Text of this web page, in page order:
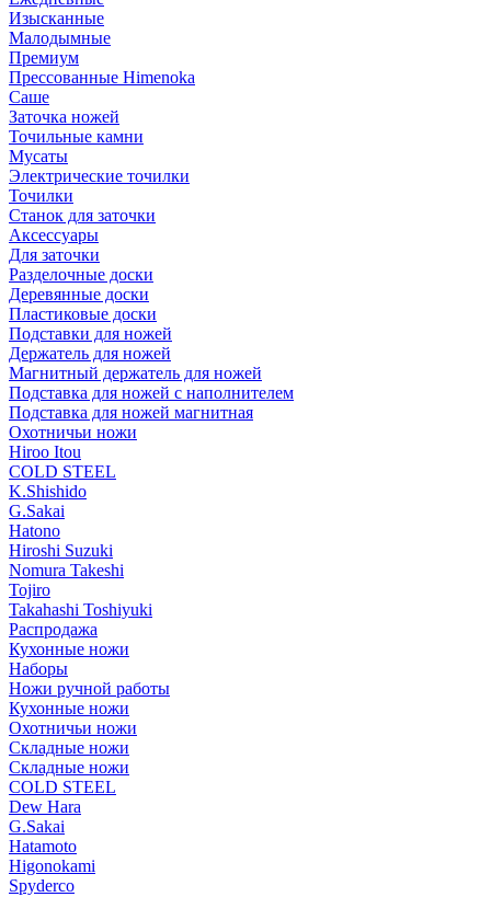
Изысканные
Малодымные
Премиум
Прессованные Himenoka
Саше
Заточка ножей
Точильные камни
Мусаты
Электрические точилки
Точилки
Станок для заточки
Аксессуары
Для заточки
Разделочные доски
Деревянные доски
Пластиковые доски
Подставки для ножей
Держатель для ножей
Магнитный держатель для ножей
Подставка для ножей с наполнителем
Подставка для ножей магнитная
Охотничьи ножи
Hiroo Itou
COLD STEEL
K.Shishido
G.Sakai
Hatono
Hiroshi Suzuki
Nomura Takeshi
Tojiro
Takahashi Toshiyuki
Распродажа
Кухонные ножи
Наборы
Ножи ручной работы
Кухонные ножи
Охотничьи ножи
Складные ножи
Складные ножи
COLD STEEL
Dew Hara
G.Sakai
Hatamoto
Higonokami
Spyderco